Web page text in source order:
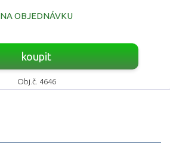
NA OBJEDNÁVKU
koupit
Obj.č. 4646